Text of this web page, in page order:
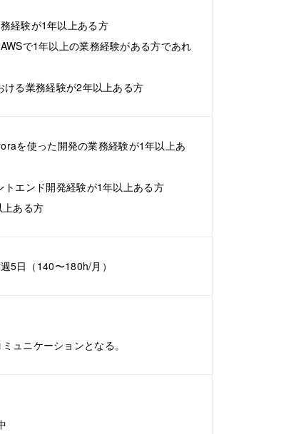
経験が1年以上ある方
で1年以上の業務経験がある方であれ
ける業務経験が2年以上ある方
を使った開発の業務経験が1年以上あ
トエンド開発経験が1年以上ある方
上ある方
5日（140〜180h/月）
ュニケーションとなる。